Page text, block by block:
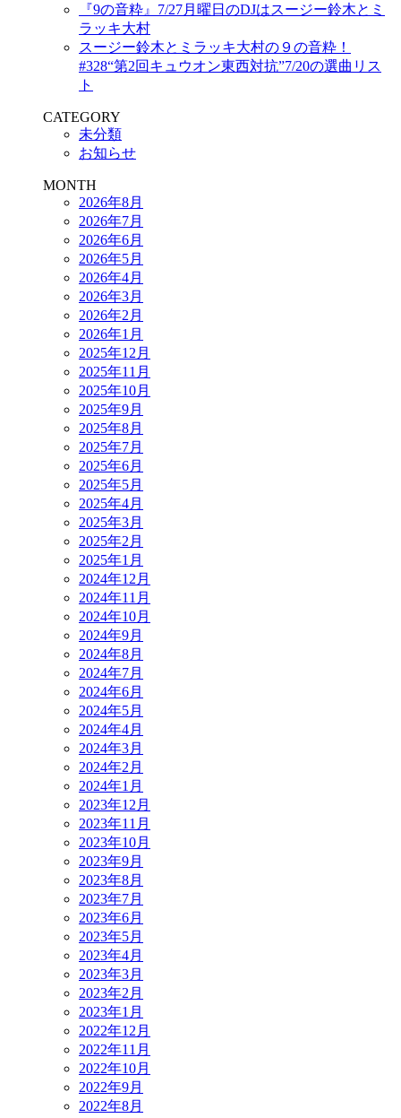
『9の音粋』7/27月曜日のDJはスージー鈴木とミ
ラッキ大村
スージー鈴木とミラッキ大村の９の音粋！
#328“第2回キュウオン東西対抗”7/20の選曲リス
ト
CATEGORY
未分類
お知らせ
MONTH
2026年8月
2026年7月
2026年6月
2026年5月
2026年4月
2026年3月
2026年2月
2026年1月
2025年12月
2025年11月
2025年10月
2025年9月
2025年8月
2025年7月
2025年6月
2025年5月
2025年4月
2025年3月
2025年2月
2025年1月
2024年12月
2024年11月
2024年10月
2024年9月
2024年8月
2024年7月
2024年6月
2024年5月
2024年4月
2024年3月
2024年2月
2024年1月
2023年12月
2023年11月
2023年10月
2023年9月
2023年8月
2023年7月
2023年6月
2023年5月
2023年4月
2023年3月
2023年2月
2023年1月
2022年12月
2022年11月
2022年10月
2022年9月
2022年8月